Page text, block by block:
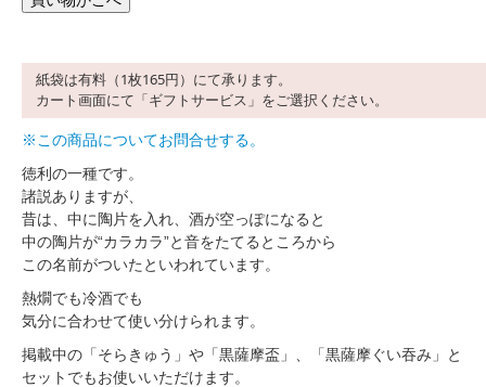
紙袋は有料（1枚165円）にて承ります。
カート画面にて「ギフトサービス」をご選択ください。
※この商品についてお問合せする。
徳利の一種です。
諸説ありますが、
昔は、中に陶片を入れ、酒が空っぽになると
中の陶片が“カラカラ”と音をたてるところから
この名前がついたといわれています。
熱燗でも冷酒でも
気分に合わせて使い分けられます。
掲載中の「そらきゅう」や「黒薩摩盃」、「黒薩摩ぐい吞み」と
セットでもお使いいただけます。